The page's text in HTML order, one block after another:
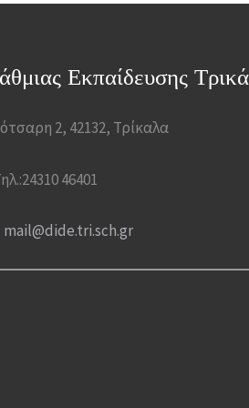
Εκπαίδευσης
2, 42132, Τρίκαλα
46401
mail@dide.tri.sch.gr